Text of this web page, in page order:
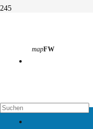
mapFW
Aktivitäten